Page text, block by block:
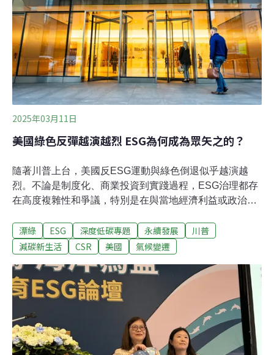
內，與減少碳足跡相關的論述明顯少了許多。以主要低碳
產品智慧手錶為例，蘋果官方聲明稿指出，Apple Watch
Series 11採用40%的再生材料製成，包括由100%再生鈷
金屬製成的電池，以及由100%再生鈦金屬或鋁金屬製成
的錶殼，且鈦金
2025年03月11日
美國綠色反彈越演越烈 ESG為何成為眾矢之的？
隨著川普上台，美國反ESG運動與綠色倒退似乎越演越
烈。不論是制度化、商業投資到實踐過程，ESG治理都存
在高度複雜性和爭議，特別是在與當地經濟利益或政治意
到質疑。全球企業與ESG投資機構是否正在走回頭路？
2025年才剛開始，美國的綠色反彈（Greenlash）又再次
丹利、富國銀行以及高盛等六大銀行紛紛宣布退出「淨零
銀行聯盟」（NZBA），緊接而來1月底川普上任後，立即
下令退出《巴黎協定》，引起軒然大波，讓國際氣候治理
蒙上陰影。從綠色反彈到反ESG運動其實這一股反
ESG（環境、社會和治理）浪潮從2022年便開始在美國醞
釀。特斯拉（Tesla）執行長馬斯克（Elon Musk）曾在推
漂綠 ESG 深度低碳專題 永續發展
川普
減碳新生活
CSR 美國 氣候變遷